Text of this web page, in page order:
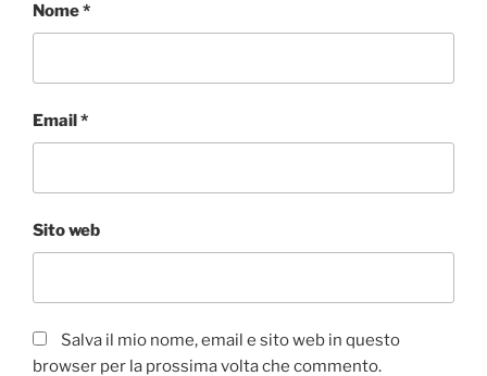
Nome*
Email*
Sito web
Salva il mio nome, email e sito web in questo
browser per la prossima volta che commento.